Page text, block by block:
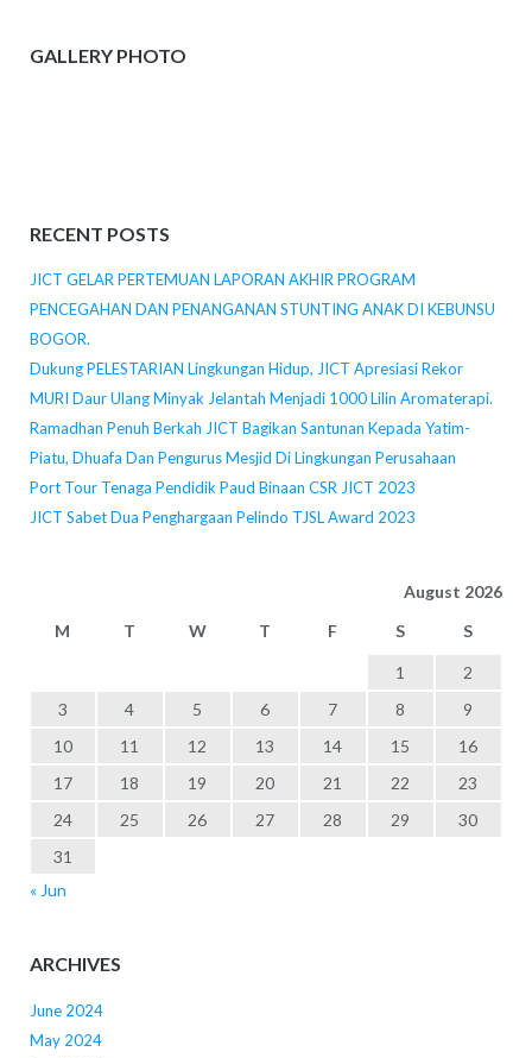
GALLERY PHOTO
RECENT POSTS
JICT GELAR PERTEMUAN LAPORAN AKHIR PROGRAM
PENCEGAHAN DAN PENANGANAN STUNTING ANAK DI KEBUNSU
BOGOR.
Dukung PELESTARIAN Lingkungan Hidup, JICT Apresiasi Rekor
MURI Daur Ulang Minyak Jelantah Menjadi 1000 Lilin Aromaterapi.
Ramadhan Penuh Berkah JICT Bagikan Santunan Kepada Yatim-
Piatu, Dhuafa Dan Pengurus Mesjid Di Lingkungan Perusahaan
Port Tour Tenaga Pendidik Paud Binaan CSR JICT 2023
JICT Sabet Dua Penghargaan Pelindo TJSL Award 2023
August 2026
M
T W T F S S
1
2
3
4 5 6 7 8
9
10
11 12 13 14 15
16
17
18 19 20 21 22
23
24
25 26 27 28 29
30
31
« Jun
ARCHIVES
June 2024
May 2024